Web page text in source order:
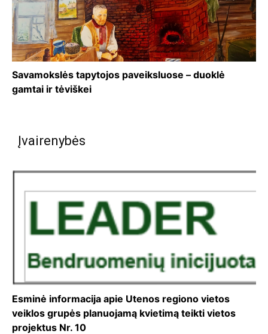
Savamokslės tapytojos paveiksluose – duoklė
gamtai ir tėviškei
Įvairenybės
Esminė informacija apie Utenos regiono vietos
veiklos grupės planuojamą kvietimą teikti vietos
projektus Nr. 10